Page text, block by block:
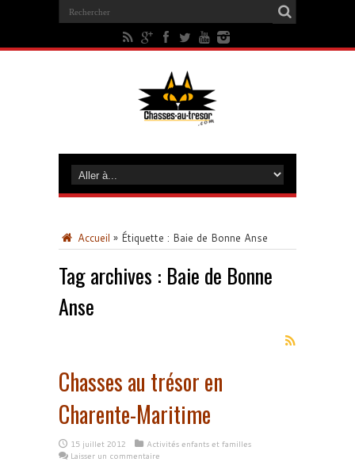
Accueil » Étiquette : Baie de Bonne Anse
Tag archives : Baie de Bonne
Anse
Chasses au trésor en
Charente-Maritime
15 juillet 2012
Activités enfants et familles
Laisser un commentaire